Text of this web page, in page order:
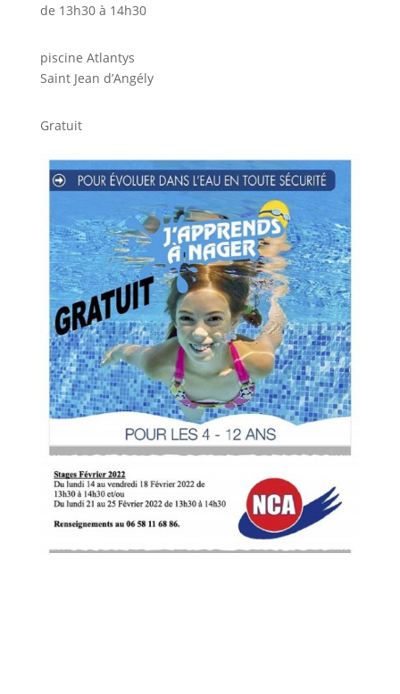
de 13h30 à 14h30
piscine Atlantys
Saint Jean d’Angély
Gratuit